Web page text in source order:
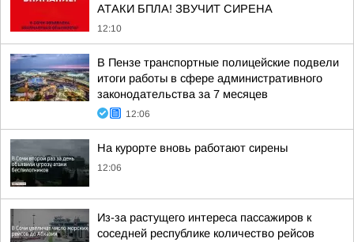
АТАКИ БПЛА! ЗВУЧИТ СИРЕНА
12:10
В Пензе транспортные полицейские подвели
итоги работы в сфере административного
законодательства за 7 месяцев
12:06
На курорте вновь работают сирены
12:06
Из-за растущего интереса пассажиров к
соседней республике количество рейсов